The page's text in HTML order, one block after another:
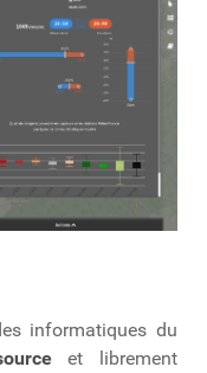
informatiques du
et librement